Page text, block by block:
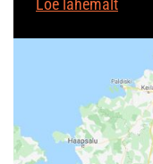
Loe lähemalt